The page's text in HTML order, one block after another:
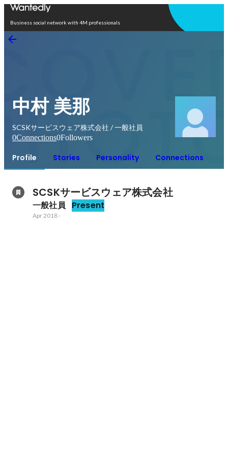
Business social network with 4M professionals
中村 美那
SCSKサービスウェア株式会社 / 一般社員
0Connections0Followers
Profile Stories Personality Connections
SCSKサービスウェア株式会社
一般社員 Present
Apr 2018-